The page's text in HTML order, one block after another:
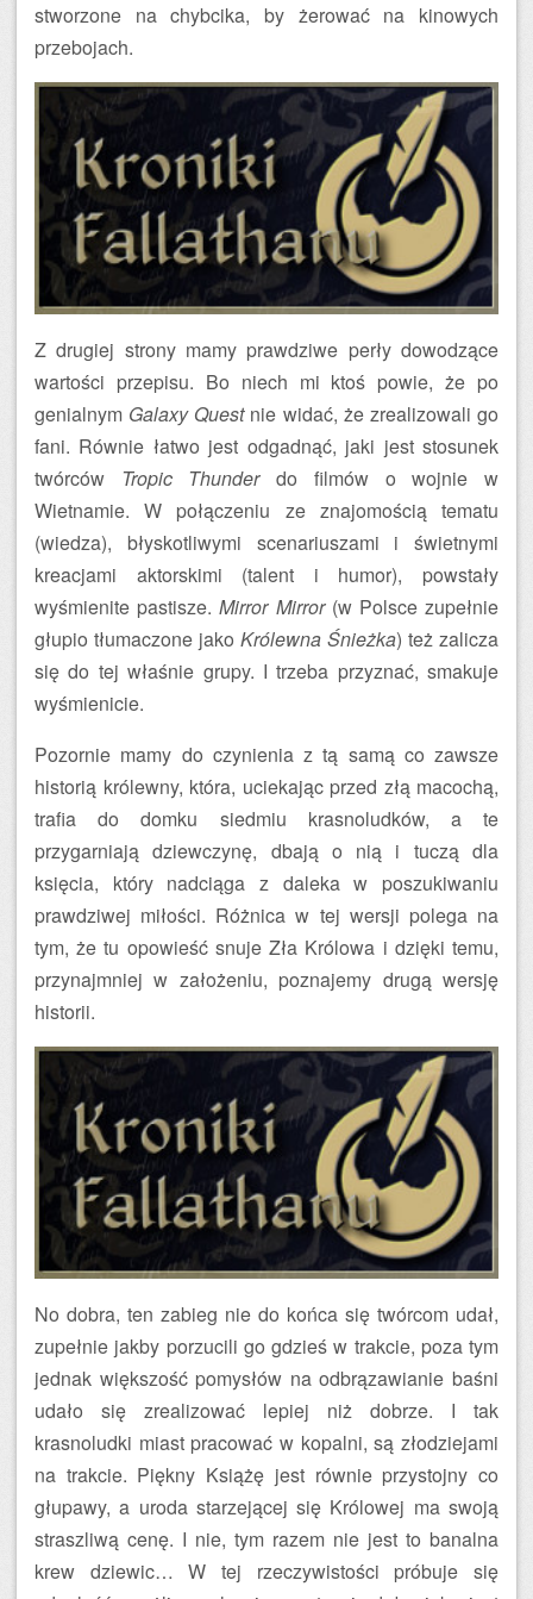
stworzone na chybcika, by żerować na kinowych
przebojach.
Z drugiej strony mamy prawdziwe perły dowodzące
wartości przepisu. Bo niech mi ktoś powie, że po
genialnym Galaxy Questnie widać, że zrealizowali go
fani. Równie łatwo jest odgadnąć, jaki jest stosunek
twórców Tropic Thunderdo filmów o wojnie w
Wietnamie. W połączeniu ze znajomością tematu
(wiedza), błyskotliwymi scenariuszami i świetnymi
kreacjami aktorskimi (talent i humor), powstały
wyśmienite pastisze.Mirror Mirror(w Polsce zupełnie
głupio tłumaczone jako Królewna Śnieżka) też zalicza
się do tej właśnie grupy. I trzeba przyznać, smakuje
wyśmienicie.
Pozornie mamy do czynienia z tą samą co zawsze
historią królewny, która, uciekając przed złą macochą,
trafia do domku siedmiu krasnoludków, a te
przygarniają dziewczynę, dbają o nią i tuczą dla
księcia, który nadciąga z daleka w poszukiwaniu
prawdziwej miłości. Różnica w tej wersji polega na
tym, że tu opowieść snuje Zła Królowa i dzięki temu,
przynajmniej w założeniu, poznajemy drugą wersję
historii.
No dobra, ten zabieg nie do końca się twórcom udał,
zupełnie jakby porzucili go gdzieś w trakcie, poza tym
jednak większość pomysłów na odbrązawianie baśni
udało się zrealizować lepiej niż dobrze. I tak
krasnoludki miast pracować w kopalni, są złodziejami
na trakcie. Piękny Książę jest równie przystojny co
głupawy, a uroda starzejącej się Królowej ma swoją
straszliwą cenę. I nie, tym razem nie jest to banalna
krew dziewic… W tej rzeczywistości próbuje się